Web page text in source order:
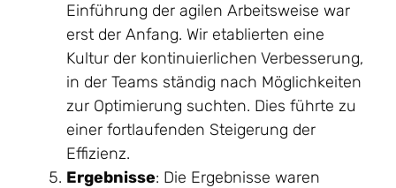
Einführung der agilen Arbeitsweise war
erst der Anfang. Wir etablierten eine
Kultur der kontinuierlichen Verbesserung,
in der Teams ständig nach Möglichkeiten
zur Optimierung suchten. Dies führte zu
einer fortlaufenden Steigerung der
Effizienz.
Ergebnisse: Die Ergebnisse waren